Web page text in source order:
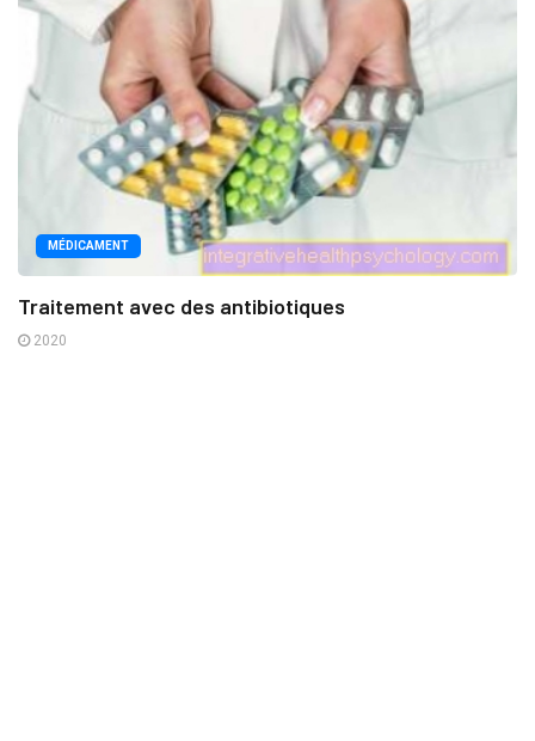
MÉDICAMENT
Traitement avec des antibiotiques
2020